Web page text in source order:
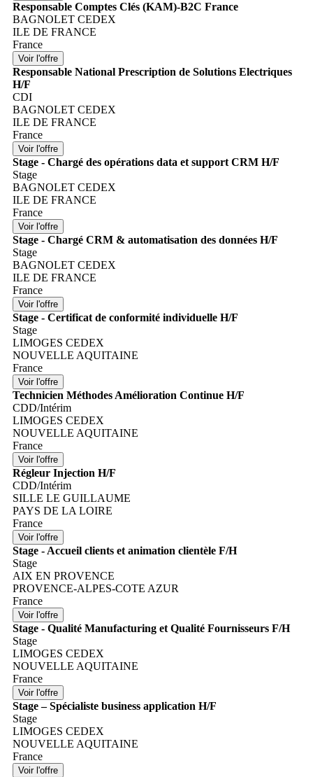
Responsable Comptes Clés (KAM)-B2C France
BAGNOLET CEDEX
ILE DE FRANCE
France
Responsable National Prescription de Solutions Electriques
H/F
CDI
BAGNOLET CEDEX
ILE DE FRANCE
France
Stage - Chargé des opérations data et support CRM H/F
Stage
BAGNOLET CEDEX
ILE DE FRANCE
France
Stage - Chargé CRM & automatisation des données H/F
Stage
BAGNOLET CEDEX
ILE DE FRANCE
France
Stage - Certificat de conformité individuelle H/F
Stage
LIMOGES CEDEX
NOUVELLE AQUITAINE
France
Technicien Méthodes Amélioration Continue H/F
CDD/Intérim
LIMOGES CEDEX
NOUVELLE AQUITAINE
France
Régleur Injection H/F
CDD/Intérim
SILLE LE GUILLAUME
PAYS DE LA LOIRE
France
Stage - Accueil clients et animation clientèle F/H
Stage
AIX EN PROVENCE
PROVENCE-ALPES-COTE AZUR
France
Stage - Qualité Manufacturing et Qualité Fournisseurs F/H
Stage
LIMOGES CEDEX
NOUVELLE AQUITAINE
France
Stage – Spécialiste business application H/F
Stage
LIMOGES CEDEX
NOUVELLE AQUITAINE
France